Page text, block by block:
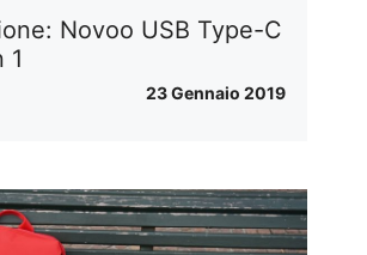
Novoo USB Type-C
1
23 Gennaio 2019